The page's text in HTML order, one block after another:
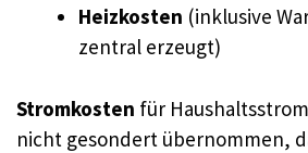
Heizkosten (inklusive
zentral erzeugt)
Stromkosten für
nicht gesondert übernommen,